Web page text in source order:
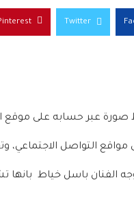
Twitter
عبر حسابه على موقع
التواصل الاجتماعي،
الفنان باسل خياط